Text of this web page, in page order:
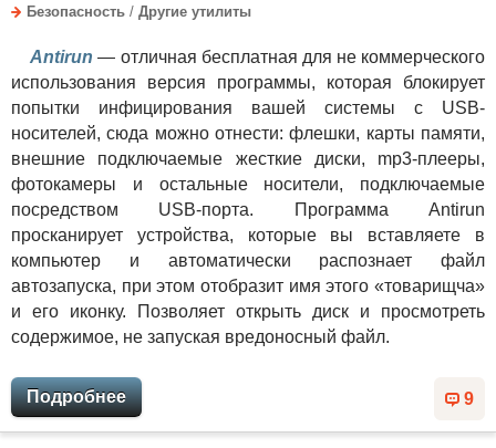
Безопасность / Другие утилиты
Antirun— отличная бесплатная для не коммерческого
использования версия программы, которая блокирует
попытки инфицирования вашей системы с USB-
носителей, сюда можно отнести: флешки, карты памяти,
внешние подключаемые жесткие диски, mp3-плееры,
фотокамеры и остальные носители, подключаемые
посредством USB-порта. Программа Antirun
просканирует устройства, которые вы вставляете в
компьютер и автоматически распознает файл
автозапуска, при этом отобразит имя этого «товарищча»
и его иконку. Позволяет открыть диск и просмотреть
содержимое, не запуская вредоносный файл.
9
Подробнее